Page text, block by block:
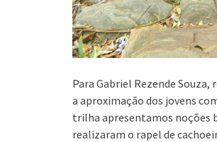
Para Gabriel Rezende
a aproximação dos jovens
trilha apresentamos noções
realizaram o rapel de